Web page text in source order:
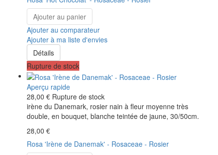
Ajouter au panier
Ajouter au comparateur
Ajouter à ma liste d'envies
Détails
Rupture de stock
Aperçu rapide
28,00 € Rupture de stock
irène du Danemark, rosier nain à fleur moyenne très
double, en bouquet, blanche teintée de jaune, 30/50cm.
28,00 €
Rosa 'Irène de Danemak' - Rosaceae - Rosier